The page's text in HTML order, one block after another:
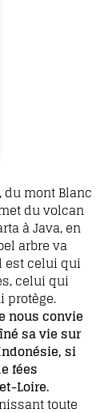
du mont Blanc
du volcan
à Java, en
arbre va
est celui qui
celui qui
protège.
nous convie
sa vie sur
si
fées
Loire.
toute